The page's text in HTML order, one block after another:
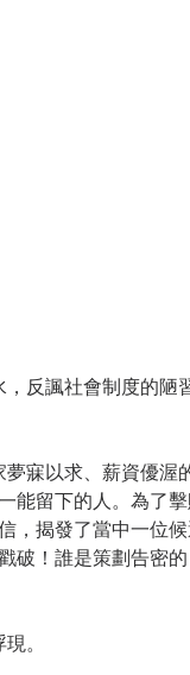
能留下的人。為了
揭發了當中一位
破！誰是策劃告密
。